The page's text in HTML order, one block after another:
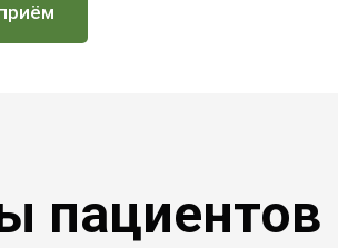
пациентов